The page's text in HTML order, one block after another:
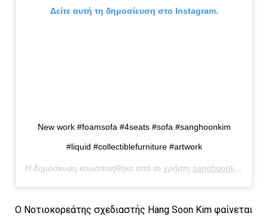
Δείτε αυτή τη δημοσίευση στο Instagram.
New work #foamsofa #4seats #sofa #sanghoonkim
#liquid #collectiblefurniture #artwork
Η δημοσίευση κοινοποιήθηκε από το χρήστη sanghoonkim
Ο Νοτιοκορεάτης σχεδιαστής Hang Soon Kim φαίνεται